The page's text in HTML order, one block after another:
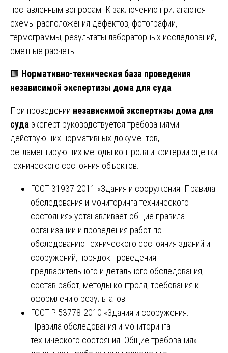
поставленным вопросам. К заключению прилагаются
схемы расположения дефектов, фотографии,
термограммы, результаты лабораторных исследований,
сметные расчеты.
🟩 Нормативно-техническая база проведения
независимой экспертизы дома для суда
При проведении независимой экспертизы дома для
суда эксперт руководствуется требованиями
действующих нормативных документов,
регламентирующих методы контроля и критерии оценки
технического состояния объектов.
ГОСТ 31937-2011 «Здания и сооружения. Правила
обследования и мониторинга технического
состояния» устанавливает общие правила
организации и проведения работ по
обследованию технического состояния зданий и
сооружений, порядок проведения
предварительного и детального обследования,
состав работ, методы контроля, требования к
оформлению результатов.
ГОСТ Р 53778-2010 «Здания и сооружения.
Правила обследования и мониторинга
технического состояния. Общие требования»